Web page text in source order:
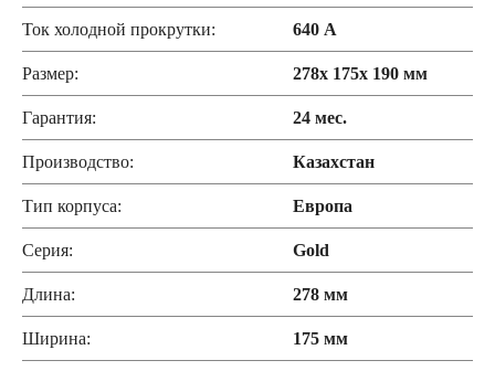
Ток холодной прокрутки: 640 А
Размер: 278x 175x 190 мм
Гарантия: 24 мес.
Производство: Казахстан
Тип корпуса: Европа
Серия: Gold
Длина: 278 мм
Ширина: 175 мм